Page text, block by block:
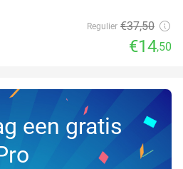
Regulier €37,50
€14,50
een gratis